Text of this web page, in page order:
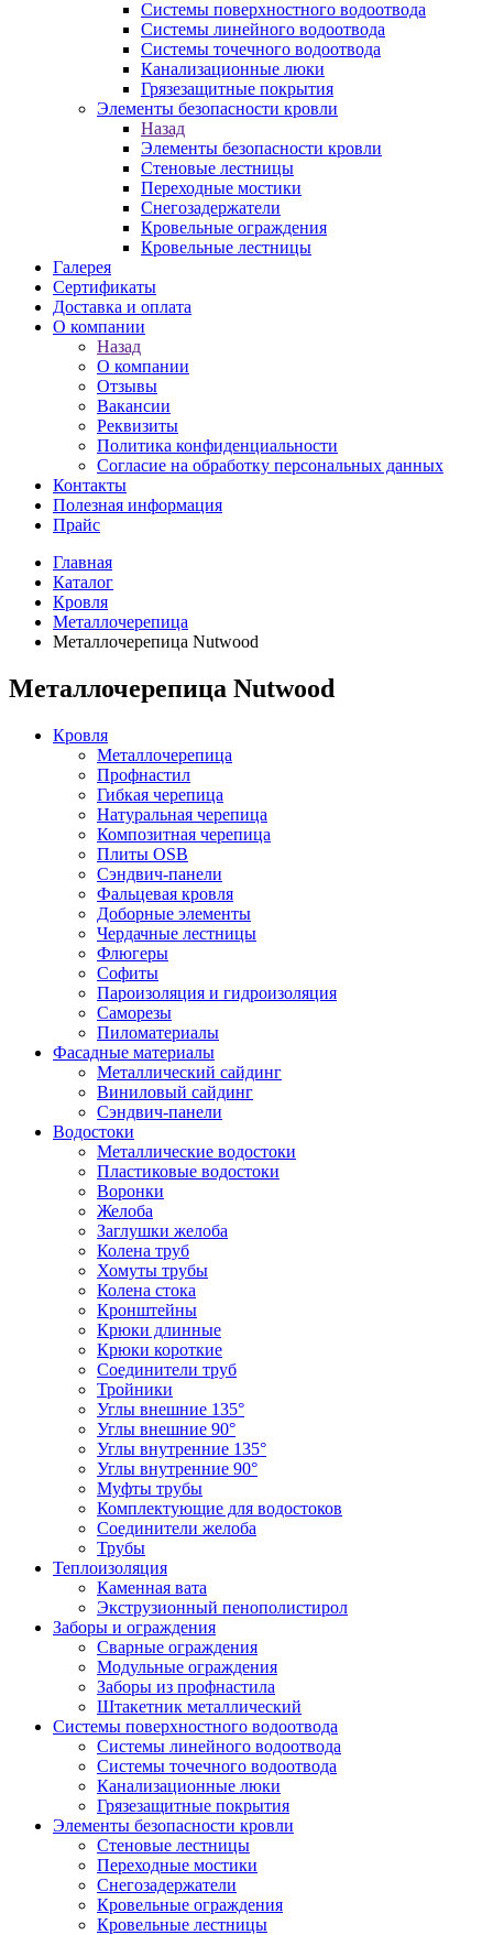
Системы поверхностного водоотвода
Системы линейного водоотвода
Системы точечного водоотвода
Канализационные люки
Грязезащитные покрытия
Элементы безопасности кровли
Назад
Элементы безопасности кровли
Стеновые лестницы
Переходные мостики
Снегозадержатели
Кровельные ограждения
Кровельные лестницы
Галерея
Сертификаты
Доставка и оплата
О компании
Назад
О компании
Отзывы
Вакансии
Реквизиты
Политика конфиденциальности
Согласие на обработку персональных данных
Контакты
Полезная информация
Прайс
Главная
Каталог
Кровля
Металлочерепица
Металлочерепица Nutwood
Металлочерепица Nutwood
Кровля
Металлочерепица
Профнастил
Гибкая черепица
Натуральная черепица
Композитная черепица
Плиты OSB
Сэндвич-панели
Фальцевая кровля
Доборные элементы
Чердачные лестницы
Флюгеры
Софиты
Пароизоляция и гидроизоляция
Саморезы
Пиломатериалы
Фасадные материалы
Металлический сайдинг
Виниловый сайдинг
Сэндвич-панели
Водостоки
Металлические водостоки
Пластиковые водостоки
Воронки
Желоба
Заглушки желоба
Колена труб
Хомуты трубы
Колена стока
Кронштейны
Крюки длинные
Крюки короткие
Соединители труб
Тройники
Углы внешние 135°
Углы внешние 90°
Углы внутренние 135°
Углы внутренние 90°
Муфты трубы
Комплектующие для водостоков
Соединители желоба
Трубы
Теплоизоляция
Каменная вата
Экструзионный пенополистирол
Заборы и ограждения
Сварные ограждения
Модульные ограждения
Заборы из профнастила
Штакетник металлический
Системы поверхностного водоотвода
Системы линейного водоотвода
Системы точечного водоотвода
Канализационные люки
Грязезащитные покрытия
Элементы безопасности кровли
Стеновые лестницы
Переходные мостики
Снегозадержатели
Кровельные ограждения
Кровельные лестницы